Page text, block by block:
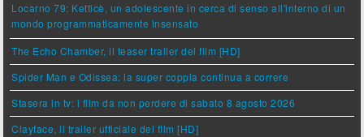
Locarno 79: Ketticè, un adolescente in cerca di senso all'interno di un
mondo programmaticamente insensato
The Echo Chamber, il teaser trailer del film [HD]
Spider Man e Odissea: la super coppia continua a correre
Stasera in tv: i film da non perdere di sabato 8 agosto 2026
Clayface, il trailer ufficiale del film [HD]